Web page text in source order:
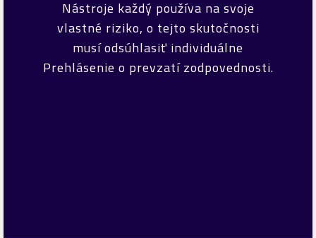
Nástroje každý používa na svoje
vlastné riziko, o tejto skutočnosti
musí odsúhlasiť individuálne
Prehlásenie o prevzatí zodpovednosti.